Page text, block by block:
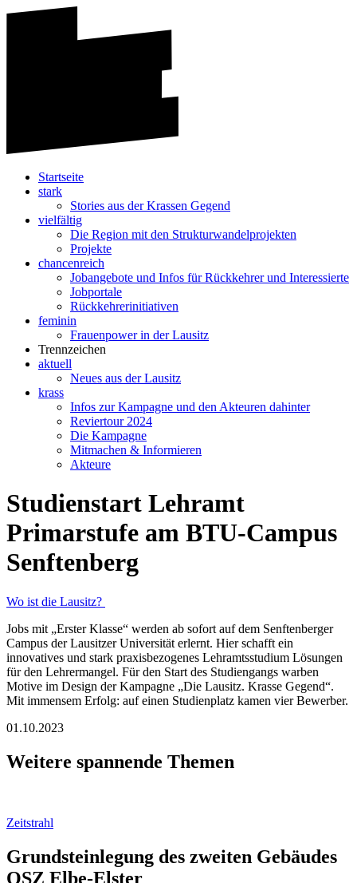
Startseite
stark
Stories aus der Krassen Gegend
vielfältig
Die Region mit den Strukturwandelprojekten
Projekte
chancenreich
Jobangebote und Infos für Rückkehrer und Interessierte
Jobportale
Rückkehrerinitiativen
feminin
Frauenpower in der Lausitz
Trennzeichen
aktuell
Neues aus der Lausitz
krass
Infos zur Kampagne und den Akteuren dahinter
Reviertour 2024
Die Kampagne
Mitmachen & Informieren
Akteure
Studienstart Lehramt
Primarstufe am BTU-Campus
Senftenberg
Wo ist die Lausitz?
Jobs mit „Erster Klasse“ werden ab sofort auf dem Senftenberger
Campus der Lausitzer Universität erlernt. Hier schafft ein
innovatives und stark praxisbezogenes Lehramtsstudium Lösungen
für den Lehrermangel. Für den Start des Studiengangs warben
Motive im Design der Kampagne „Die Lausitz. Krasse Gegend“.
Mit immensem Erfolg: auf einen Studienplatz kamen vier Bewerber.
01.10.2023
Weitere spannende Themen
Zeitstrahl
Grundsteinlegung des zweiten Gebäudes
OSZ Elbe-Elster